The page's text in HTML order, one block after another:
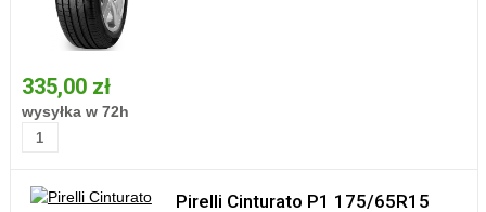
335,00 zł
wysyłka w 72h
Pirelli Cinturato P1 175/65R15